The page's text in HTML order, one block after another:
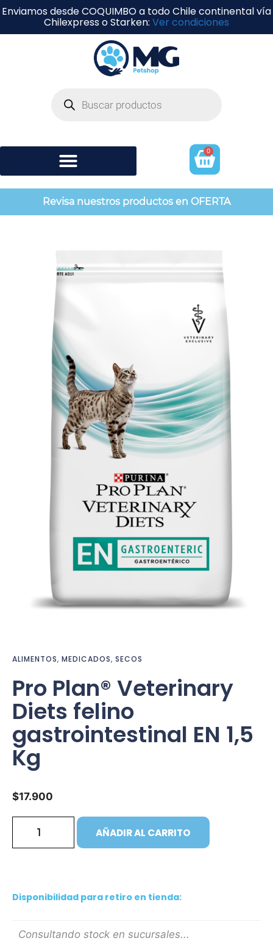
Enviamos desde COQUIMBO a todo Chile continental vía
Chilexpress o Starken: Ver condiciones
0
Revisa nuestros productos en OFERTA
ALIMENTOS, MEDICADOS, SECOS
Pro Plan® Veterinary
Diets felino
gastrointestinal EN 1,5
Kg
$17.900
AÑADIR AL CARRITO
Disponibilidad para retiro en tienda:
Consultando stock en sucursales...